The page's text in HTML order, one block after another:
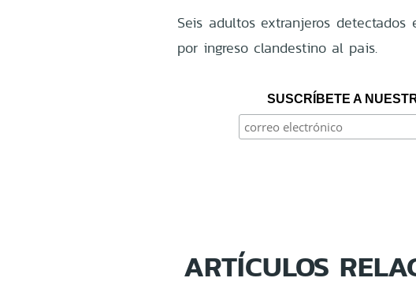
Seis adultos extranjeros
por ingreso clandestino al pais.
SUSCRÍBETE A
ARTÍCULOS